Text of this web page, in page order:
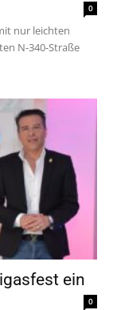
0
nur leichten
N-340-Straße
ein
0